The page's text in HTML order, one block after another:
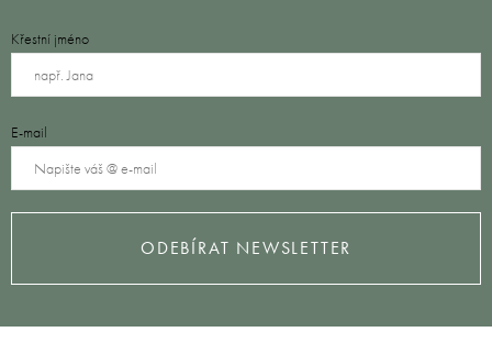
Křestní jméno
E-mail
ODEBÍRAT NEWSLETTER